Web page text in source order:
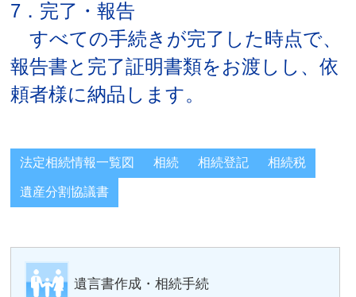
7．完了・報告
すべての手続きが完了した時点で、
報告書と完了証明書類をお渡しし、依
頼者様に納品します。
法定相続情報一覧図 相続 相続登記 相続税
遺産分割協議書
遺言書作成・相続手続